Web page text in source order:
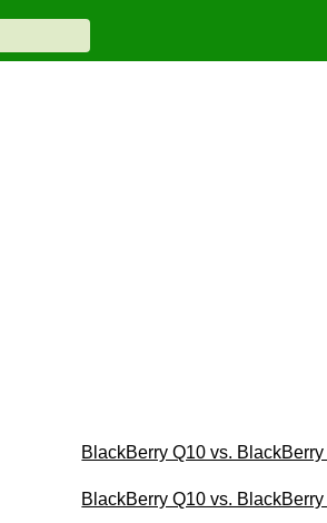
BlackBerry Q10 vs.
BlackBerry Q10 vs. BlackBerry